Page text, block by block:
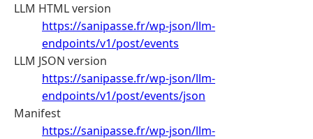
LLM HTML version
https://sanipasse.fr/wp-json/llm-
endpoints/v1/post/events
LLM JSON version
https://sanipasse.fr/wp-json/llm-
endpoints/v1/post/events/json
Manifest
https://sanipasse.fr/wp-json/llm-